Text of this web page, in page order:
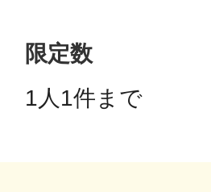
限定数
1人1件まで